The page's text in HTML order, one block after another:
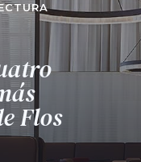
Flos